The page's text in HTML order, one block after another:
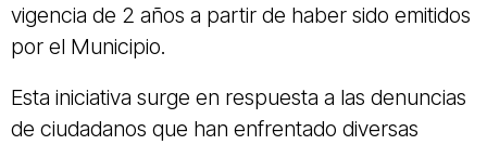
vigencia de 2 años a partir de haber sido emitidos
por el Municipio.
Esta iniciativa surge en respuesta a las denuncias
de ciudadanos que han enfrentado diversas